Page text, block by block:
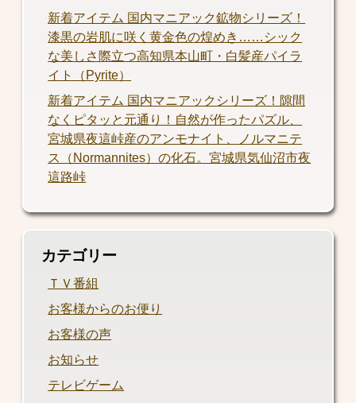
新着アイテム 国内マニアック鉱物シリーズ！
漆黒の岩肌に咲く黄金色の煌めき……シック
な美しさ際立つ高知県本山町・白髪産パイラ
イト（Pyrite）
新着アイテム 国内マニアックシリーズ！隙間
なくピタッと元通り！自然が作ったパズル、
宮城県夜這峠産のアンモナイト、ノルマニテ
ス（Normannites）の化石。宮城県気仙沼市夜
這路峠
カテゴリー
ＴＶ番組
お客様からのお便り
お客様の声
お知らせ
テレビゲーム